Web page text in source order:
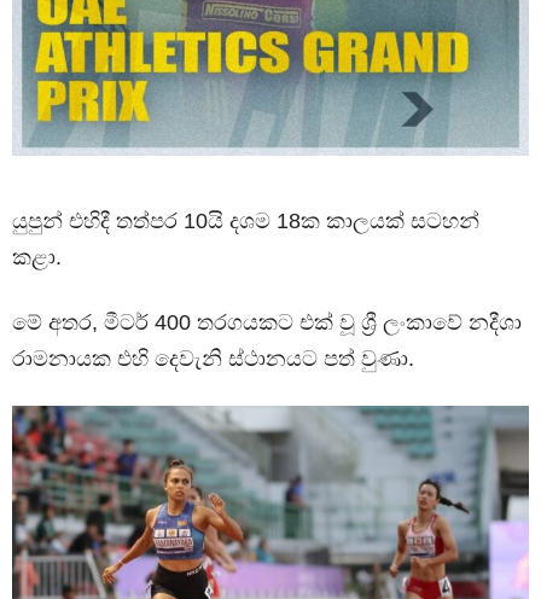
යුපුන් එහිදී තත්පර 10යි දශම 18ක කාලයක් සටහන්
කළා.
මේ අතර, මීටර් 400 තරගයකට එක් වූ ශ්‍රී ලංකාවේ නදීශා
රාමනායක එහි දෙවැනි ස්ථානයට පත් වුණා.